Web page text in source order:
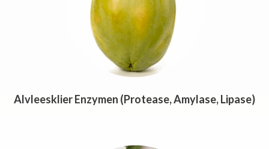
Alvleesklier Enzymen (Protease, Amylase, Lipase)